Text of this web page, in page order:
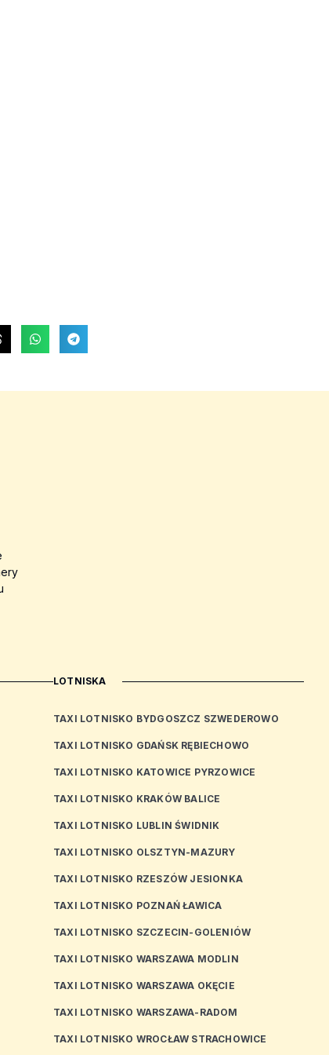
LOTNISKA
TAXI LOTNISKO BYDGOSZCZ SZWEDEROWO
TAXI LOTNISKO GDAŃSK RĘBIECHOWO
TAXI LOTNISKO KATOWICE PYRZOWICE
TAXI LOTNISKO KRAKÓW BALICE
TAXI LOTNISKO LUBLIN ŚWIDNIK
TAXI LOTNISKO OLSZTYN-MAZURY
TAXI LOTNISKO RZESZÓW JESIONKA
TAXI LOTNISKO POZNAŃ ŁAWICA
TAXI LOTNISKO SZCZECIN-GOLENIÓW
TAXI LOTNISKO WARSZAWA MODLIN
TAXI LOTNISKO WARSZAWA OKĘCIE
TAXI LOTNISKO WARSZAWA-RADOM
TAXI LOTNISKO WROCŁAW STRACHOWICE